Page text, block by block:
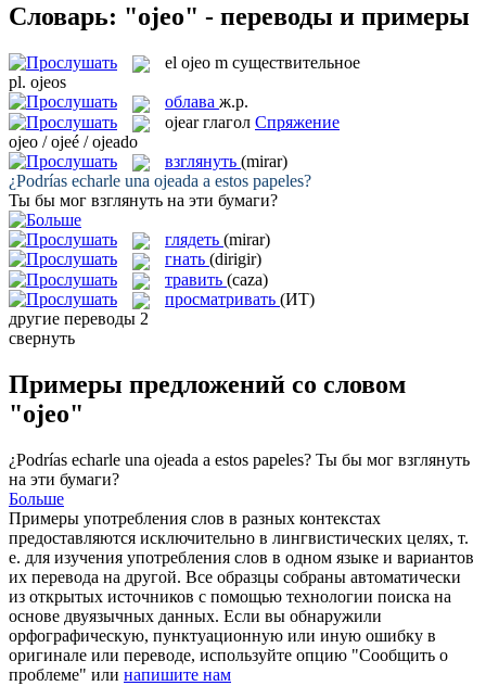
Словарь: "ojeo" - переводы и примеры
el ojeo m существительное
pl. ojeos
облава ж.р.
ojear глагол Спряжение
ojeo / ojeé / ojeado
взглянуть (mirar)
¿Podrías echarle una ojeada a estos papeles?
Ты бы мог взглянуть на эти бумаги?
глядеть (mirar)
гнать (dirigir)
травить (caza)
просматривать (ИТ)
другие переводы 2
свернуть
Примеры предложений со словом
"ojeo"
¿Podrías echarle una ojeada a estos papeles? Ты бы мог взглянуть
на эти бумаги?
Больше
Примеры употребления слов в разных контекстах
предоставляются исключительно в лингвистических целях, т.
е. для изучения употребления слов в одном языке и вариантов
их перевода на другой. Все образцы собраны автоматически
из открытых источников с помощью технологии поиска на
основе двуязычных данных. Если вы обнаружили
орфографическую, пунктуационную или иную ошибку в
оригинале или переводе, используйте опцию "Сообщить о
проблеме" или напишите нам